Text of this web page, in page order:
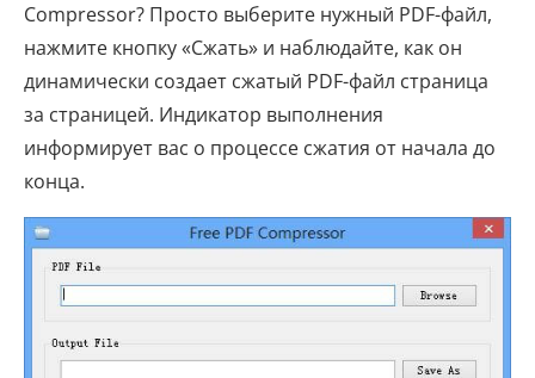
Compressor? Просто выберите нужный PDF-файл,
нажмите кнопку «Сжать» и наблюдайте, как он
динамически создает сжатый PDF-файл страница
за страницей. Индикатор выполнения
информирует вас о процессе сжатия от начала до
конца.